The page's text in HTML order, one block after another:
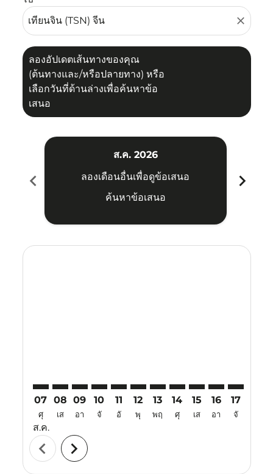
close
ลองอัปเดตเส้นทางของคุณ
(ต้นทางและ/หรือปลายทาง) หรือ
เลือกวันที่ด้านล่างเพื่อค้นหาข้อ
เสนอ
chevron_left
ส.ค. 2026
ลองเดือนอื่นเพื่อดูข้อเสนอ
ค้นหาข้อเสนอ
chevron_right
07
ศุ
ส.ค.
08
เส
09
อา
10
จั
11
อั
12
พุ
13
พฤ
14
ศุ
15
เส
16
อา
17
จั
chevron_left chevron_right